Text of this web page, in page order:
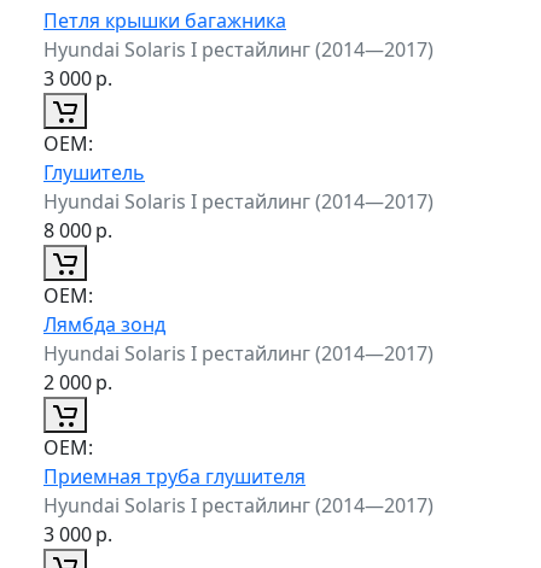
Петля крышки багажника
Hyundai Solaris I рестайлинг (2014—2017)
3 000р.
ОЕМ:
Глушитель
Hyundai Solaris I рестайлинг (2014—2017)
8 000р.
ОЕМ:
Лямбда зонд
Hyundai Solaris I рестайлинг (2014—2017)
2 000р.
ОЕМ:
Приемная труба глушителя
Hyundai Solaris I рестайлинг (2014—2017)
3 000р.